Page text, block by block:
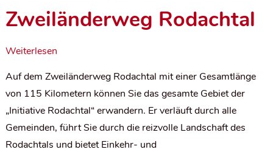
Zweiländerweg Rodachtal
Weiterlesen
Auf dem Zweiländerweg Rodachtal mit einer Gesamtlänge
von 115 Kilometern können Sie das gesamte Gebiet der
„Initiative Rodachtal“ erwandern. Er verläuft durch alle
Gemeinden, führt Sie durch die reizvolle Landschaft des
Rodachtals und bietet Einkehr- und